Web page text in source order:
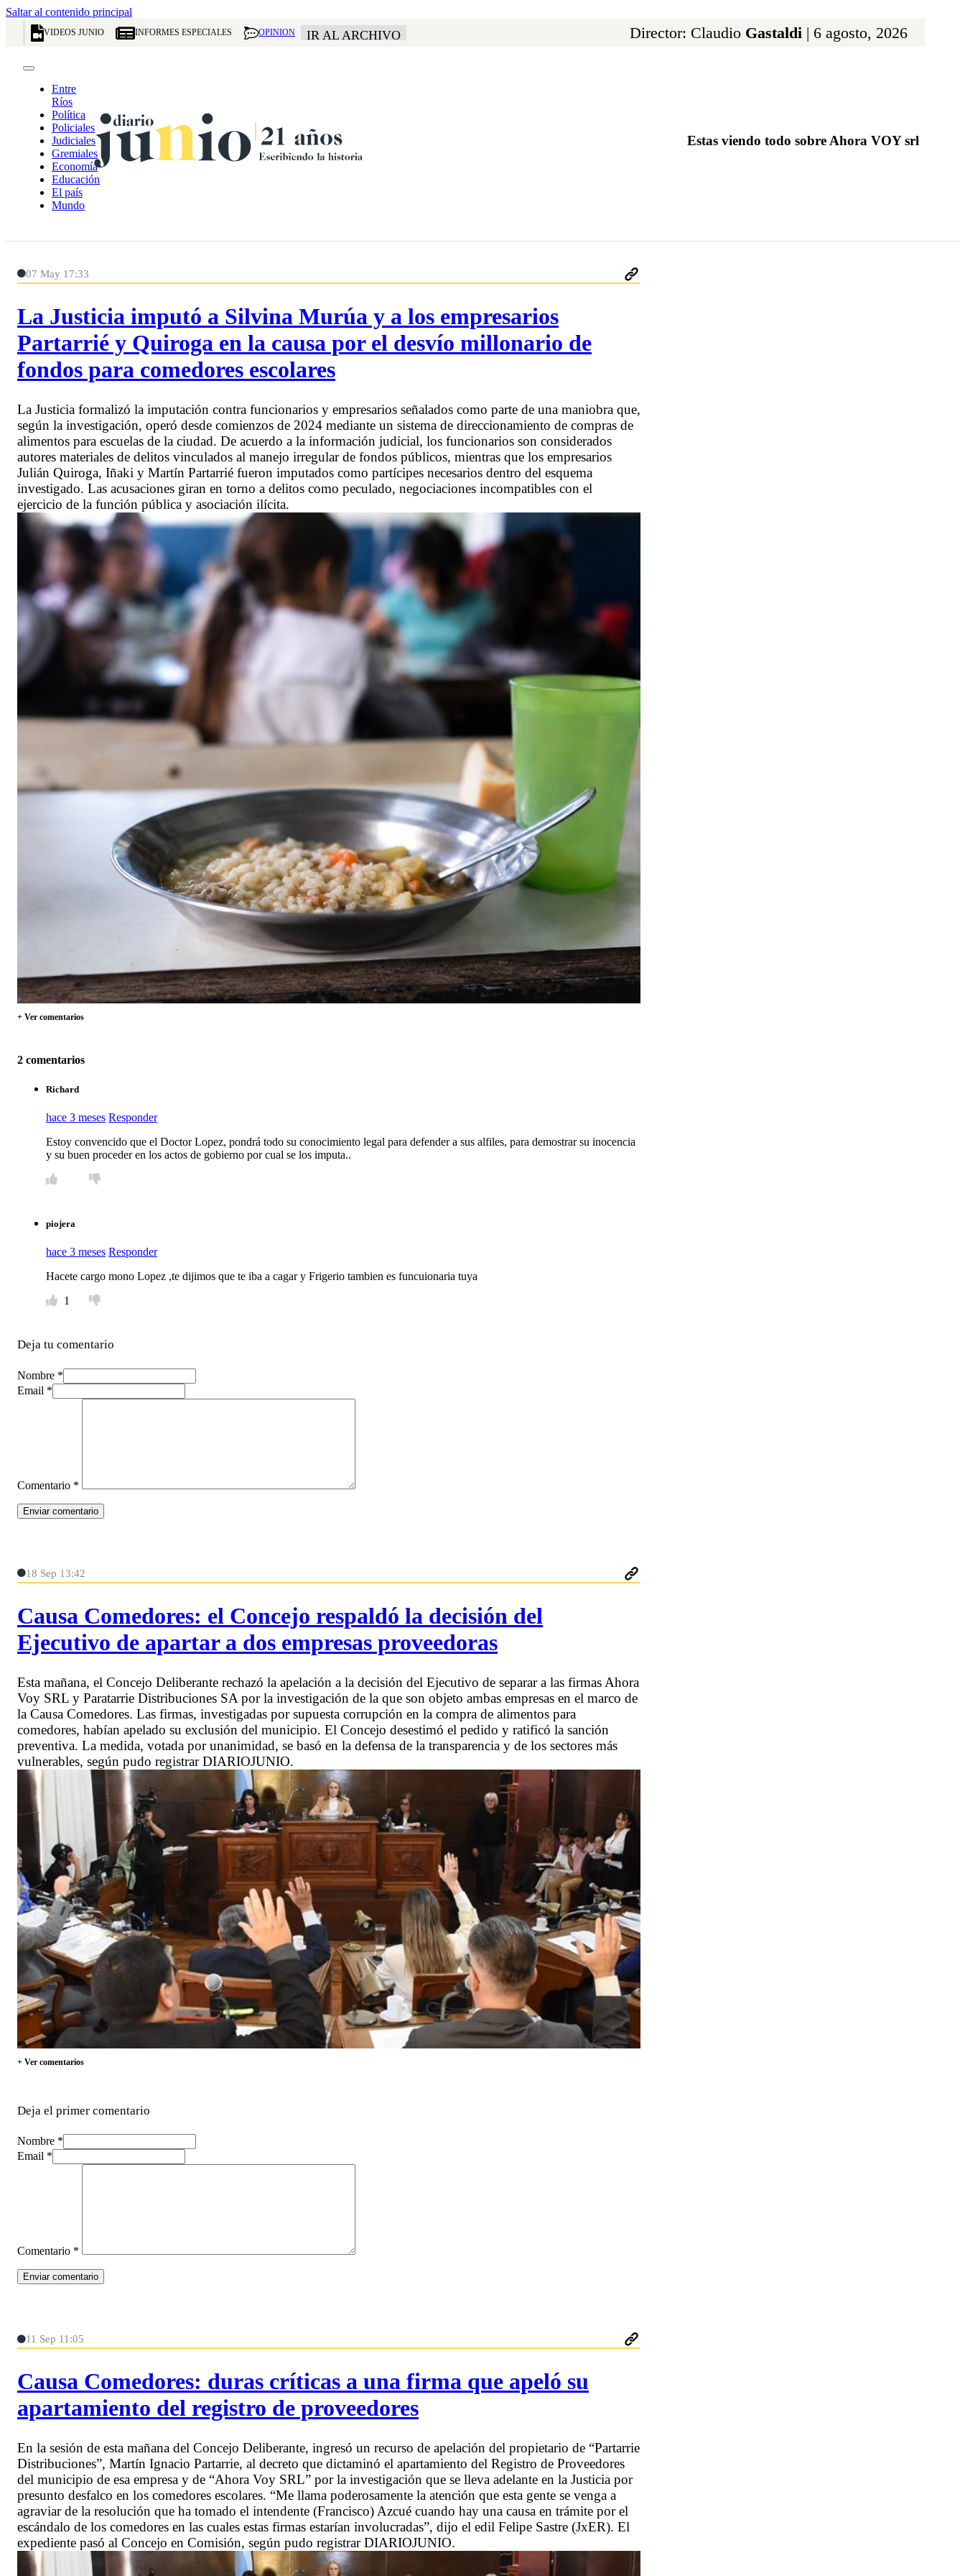
Saltar al contenido principal
VIDEOS JUNIO INFORMES ESPECIALES OPINION IR AL ARCHIVO Director: Claudio Gastaldi | 6 agosto, 2026
Entre
Ríos
Política
Policiales
Judiciales
Gremiales
Economía
Educación
El país
Mundo
Estas viendo todo sobre Ahora VOY srl
07 May 17:33
La Justicia imputó a Silvina Murúa y a los empresarios
Partarrié y Quiroga en la causa por el desvío millonario de
fondos para comedores escolares
La Justicia formalizó la imputación contra funcionarios y empresarios señalados como parte de una maniobra que,
según la investigación, operó desde comienzos de 2024 mediante un sistema de direccionamiento de compras de
alimentos para escuelas de la ciudad. De acuerdo a la información judicial, los funcionarios son considerados
autores materiales de delitos vinculados al manejo irregular de fondos públicos, mientras que los empresarios
Julián Quiroga, Iñaki y Martín Partarrié fueron imputados como partícipes necesarios dentro del esquema
investigado. Las acusaciones giran en torno a delitos como peculado, negociaciones incompatibles con el
ejercicio de la función pública y asociación ilícita.
+ Ver comentarios
2 comentarios
Richard
hace 3 meses Responder
Estoy convencido que el Doctor Lopez, pondrá todo su conocimiento legal para defender a sus alfiles, para demostrar su inocencia
y su buen proceder en los actos de gobierno por cual se los imputa..
piojera
hace 3 meses Responder
Hacete cargo mono Lopez ,te dijimos que te iba a cagar y Frigerio tambien es funcuionaria tuya
1
Deja tu comentario
Nombre *
Email *
Comentario *
18 Sep 13:42
Causa Comedores: el Concejo respaldó la decisión del
Ejecutivo de apartar a dos empresas proveedoras
Esta mañana, el Concejo Deliberante rechazó la apelación a la decisión del Ejecutivo de separar a las firmas Ahora
Voy SRL y Paratarrie Distribuciones SA por la investigación de la que son objeto ambas empresas en el marco de
la Causa Comedores. Las firmas, investigadas por supuesta corrupción en la compra de alimentos para
comedores, habían apelado su exclusión del municipio. El Concejo desestimó el pedido y ratificó la sanción
preventiva. La medida, votada por unanimidad, se basó en la defensa de la transparencia y de los sectores más
vulnerables, según pudo registrar DIARIOJUNIO.
+ Ver comentarios
Deja el primer comentario
Nombre *
Email *
Comentario *
11 Sep 11:05
Causa Comedores: duras críticas a una firma que apeló su
apartamiento del registro de proveedores
En la sesión de esta mañana del Concejo Deliberante, ingresó un recurso de apelación del propietario de “Partarrie
Distribuciones”, Martín Ignacio Partarrie, al decreto que dictaminó el apartamiento del Registro de Proveedores
del municipio de esa empresa y de “Ahora Voy SRL” por la investigación que se lleva adelante en la Justicia por
presunto desfalco en los comedores escolares. “Me llama poderosamente la atención que esta gente se venga a
agraviar de la resolución que ha tomado el intendente (Francisco) Azcué cuando hay una causa en trámite por el
escándalo de los comedores en las cuales estas firmas estarían involucradas”, dijo el edil Felipe Sastre (JxER). El
expediente pasó al Concejo en Comisión, según pudo registrar DIARIOJUNIO.